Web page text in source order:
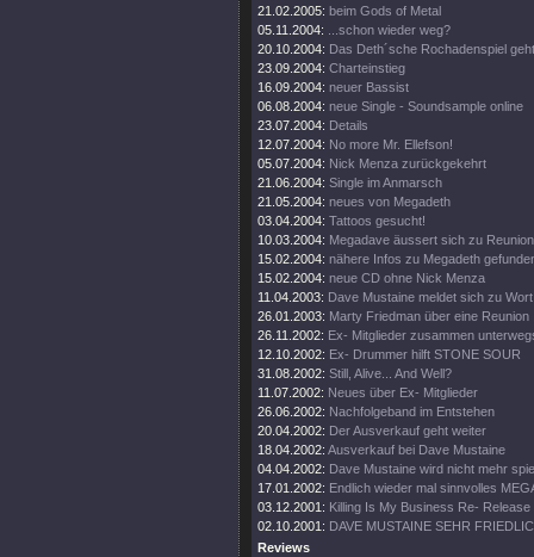
21.02.2005: beim Gods of Metal
05.11.2004:
...schon wieder weg?
20.10.2004: Das Deth´sche Rochadenspiel
23.09.2004: Charteinstieg
16.09.2004: neuer Bassist
06.08.2004: neue Single - Soundsample online
23.07.2004: Details
12.07.2004: No more Mr. Ellefson!
05.07.2004: Nick Menza zurückgekehrt
21.06.2004: Single im Anmarsch
21.05.2004: neues von Megadeth
03.04.2004: Tattoos gesucht!
10.03.2004: Megadave äussert sich zu Reunion
15.02.2004: nähere Infos zu Megadeth
15.02.2004: neue CD ohne Nick Menza
11.04.2003: Dave Mustaine meldet sich zu Wort
26.01.2003: Marty Friedman über eine Reunion
26.11.2002: Ex- Mitglieder zusammen
12.10.2002: Ex- Drummer hilft STONE SOUR
31.08.2002: Still, Alive... And Well?
11.07.2002: Neues über Ex- Mitglieder
26.06.2002: Nachfolgeband im Entstehen
20.04.2002: Der Ausverkauf geht weiter
18.04.2002: Ausverkauf bei Dave Mustaine
04.04.2002: Dave Mustaine wird nicht mehr
17.01.2002: Endlich wieder mal sinnvolles
03.12.2001: Killing Is My Business Re- Release
02.10.2001: DAVE MUSTAINE SEHR
Reviews